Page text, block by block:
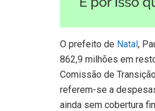
O prefeito de Natal,
862,9 milhões em
Comissão de
referem-se a
ainda sem cobertura